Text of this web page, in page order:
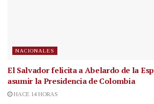
NACIONALES
El Salvador felicita a Abelardo de la
asumir la Presidencia de Colombia
HACE 14 HORAS